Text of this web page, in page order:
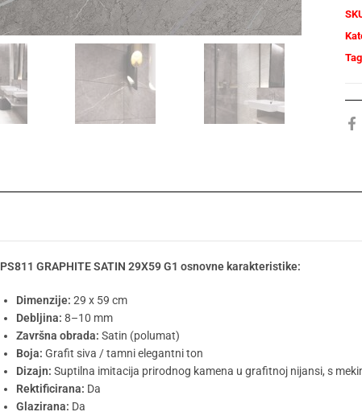
PS811 GRAPHITE SATIN 29X59 G1 osnovne karakteristike:
Dimenzije: 29 x 59 cm
Debljina: 8–10 mm
Završna obrada: Satin (polumat)
Boja: Grafit siva / tamni elegantni ton
Dizajn: Suptilna imitacija prirodnog kamena u grafitnoj nijansi, s
Rektificirana: Da
Glazirana: Da